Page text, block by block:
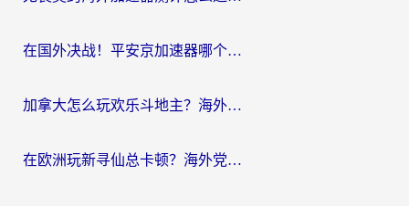
在国外决战！平安京加速器哪个好用一点？老玩家亲测番茄加速器全解析
加拿大怎么玩欢乐斗地主？海外党国服游戏加速终极指南（附绝地求生未来之役300英雄实测）
在欧洲玩新寻仙总卡顿？海外党必看的国服游戏加速全攻略